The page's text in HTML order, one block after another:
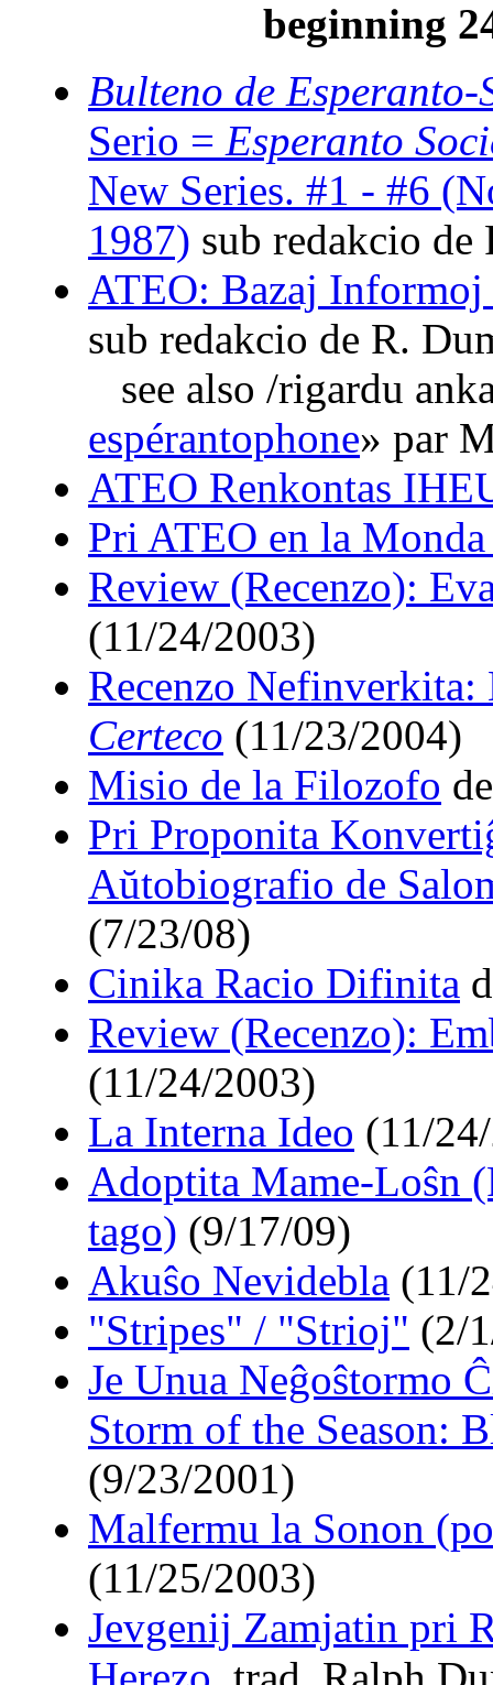
beginning
Bulteno de
Serio = Esperanto
New Series. #1 - #6
1987) sub redakcio
ATEO: Bazaj
sub redakcio de R.
see also /rigardu
espérantophone» par
ATEO Renkontas
Pri ATEO en la
Review (Recenzo):
(11/24/2003)
Recenzo
Certeco (11/23/2004)
Misio de la Filozofo
Pri Proponita
Aŭtobiografio de
(7/23/08)
Cinika Racio Difinita
Review (Recenzo):
(11/24/2003)
La Interna Ideo (11/
Adoptita Mame-Loŝn
tago) (9/17/09)
Akuŝo Nevidebla (11/
"Stripes" / "Strioj" (2/
Je Unua Neĝoŝtormo
Storm of the Season:
(9/23/2001)
Malfermu la Sonon
(11/25/2003)
Jevgenij Zamjatin pri